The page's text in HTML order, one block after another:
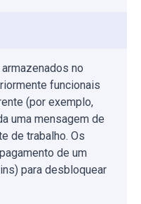
no
funcionais
(por exemplo,
uma mensagem de
de trabalho. Os
de um
para desbloquear